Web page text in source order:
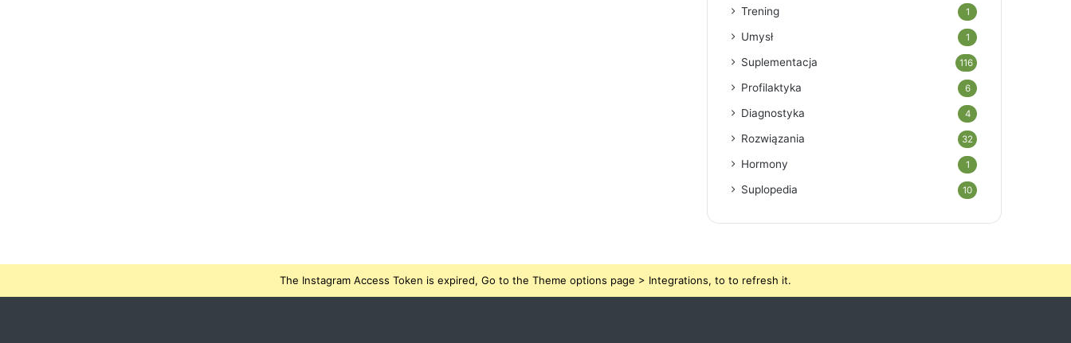
Trening 1
Umysł 1
Suplementacja 116
Profilaktyka 6
Diagnostyka 4
Rozwiązania 32
Hormony 1
Suplopedia 10
The Instagram Access Token is expired, Go to the Theme options page > Integrations, to to refresh it.